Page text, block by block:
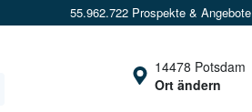
55.962.722 Prospekte & Angebote
14478 Potsdam
Ort ändern